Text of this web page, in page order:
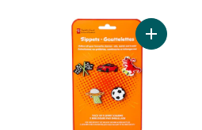
Bouteille isotherme en acierAjouter